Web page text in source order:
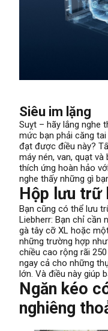
Siêu im lặng
Suỵt – hãy lắng nghe
mức bạn phải căng
đạt được điều này?
máy nén, van, quạt
thích ứng hoàn hảo
nghe thấy những gì
Hộp lưu trữ
Bạn cũng có thể lưu
Liebherr: Bạn chỉ cần
gà tây cỡ XL hoặc
những trường hợp
chiều cao rộng rãi
ngay cả cho những
lớn. Và điều này giúp
Ngăn kéo
nghiêng